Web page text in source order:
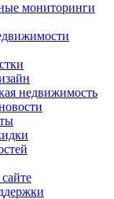
мониторинги
недвижимость